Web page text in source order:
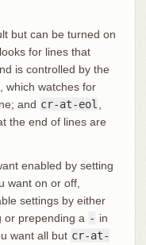
but can be turned on
looks for lines that
is controlled by the
, which watches for
and cr-at-eol
the end of lines are
enabled by setting
want on or off,
settings by either
or prepending a - in
want all but cr-at-